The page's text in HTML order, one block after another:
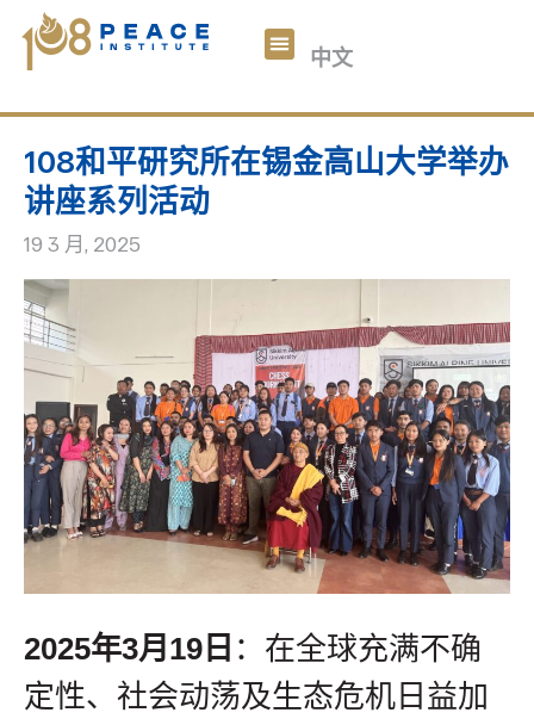
中文
English
108和平研究所在锡金高山大学举办
讲座系列活动
19 3 月, 2025
2025年3月19日 ：在全球充满不确
定性、社会动荡及生态危机日益加